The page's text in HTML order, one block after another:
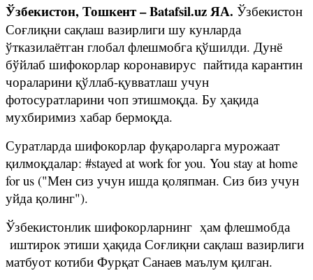
Ўзбекистон, Тошкент – Batafsil.uz ЯА. Ўзбекистон
Соғлиқни сақлаш вазирлиги шу кунларда
ўтказилаётган глобал флешмобга қўшилди. Дунё
бўйлаб шифокорлар коронавирус пайтида карантин
чораларини қўллаб-қувватлаш учун
фотосуратларини чоп этишмоқда. Бу ҳақида
мухбиримиз хабар бермоқда.
Суратларда шифокорлар фуқароларга мурожаат
қилмоқдалар: #stayed at work for you. You stay at home
for us ("Мен сиз учун ишда қоляпман. Сиз биз учун
уйда қолинг").
Ўзбекистонлик шифокорларнинг ҳам флешмобда
иштирок этиши ҳақида Соғлиқни сақлаш вазирлиги
матбуот котиби Фурқат Санаев маълум қилган.